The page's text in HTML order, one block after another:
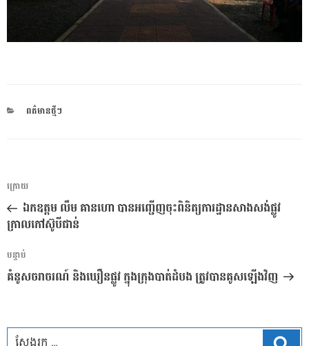
CATEGORIES
ពត៌មានថ្មីៗ
ការ​
នាំទិស​
ប្រកាស
អត្ថបទ
មុន
ក្រោយ
ឯកឧត្តម លឹម គានហោ បានអញ្ជើញចុះពិនិត្យការដ្ឋានសាងសង់ផ្លូវ
ក្រាលកៅស៊ូបីជាន់
អត្ថបទ
បន្ទាប់
បន្ទាប់
គំនូសចរាចរណ៍ និងឃឿនផ្លូវ ​ក្នុង​ក្រុងបាត់ដំបង​ ត្រូវបានគូសឡើងវិញ